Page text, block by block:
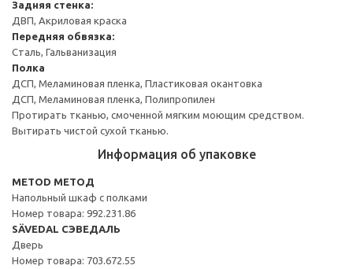
Задняя стенка:
ДВП, Акриловая краска
Передняя обвязка:
Сталь, Гальванизация
Полка
ДСП, Меламиновая пленка, Пластиковая окантовка
ДСП, Меламиновая пленка, Полипропилен
Протирать тканью, смоченной мягким моющим средством.
Вытирать чистой сухой тканью.
Информация об упаковке
METOD МЕТОД
Напольный шкаф с полками
Номер товара: 992.231.86
SÄVEDAL СЭВЕДАЛЬ
Дверь
Номер товара: 703.672.55